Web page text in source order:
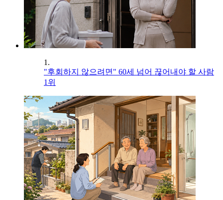
1.
"후회하지 않으려면" 60세 넘어 끊어내야 할 사람
1위